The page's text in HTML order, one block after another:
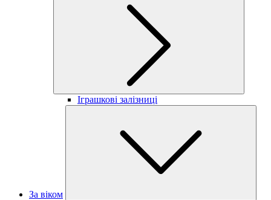
Іграшкові залізниці
За віком